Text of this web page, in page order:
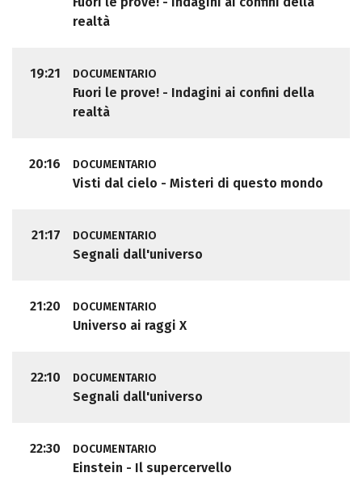
realtà
19:21 DOCUMENTARIO
Fuori le prove! - Indagini ai confini della
realtà
20:16 DOCUMENTARIO
Visti dal cielo - Misteri di questo mondo
21:17 DOCUMENTARIO
Segnali dall'universo
21:20 DOCUMENTARIO
Universo ai raggi X
22:10 DOCUMENTARIO
Segnali dall'universo
22:30 DOCUMENTARIO
Einstein - Il supercervello